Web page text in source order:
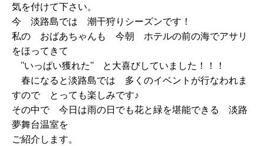
気を付けて下さい。
今 淡路島では 潮干狩りシーズンです！
私の おばあちゃんも 今朝 ホテルの前の海でアサリ
をほってきて
“いっぱい獲れた” と大喜びしていました！！！
春になると淡路島では 多くのイベントが行なわれま
すので とっても楽しみです♪
その中で 今日は雨の日でも花と緑を堪能できる 淡路
夢舞台温室を
ご紹介します。